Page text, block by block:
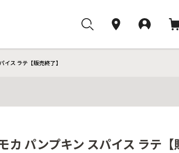
ス ラテ【販売終了】
パンプキン スパイス ラテ【